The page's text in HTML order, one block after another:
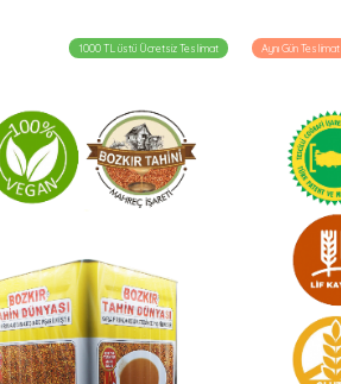
1000 TL üstü Ücretsiz Teslimat Aynı Gün Teslimat